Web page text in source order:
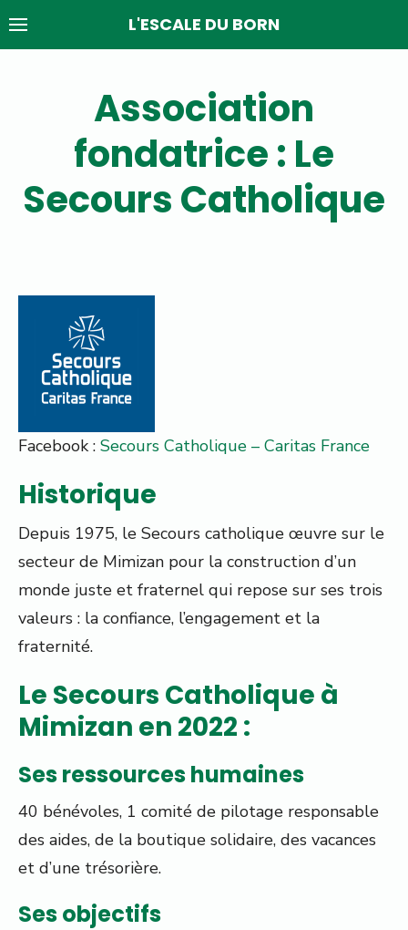
to
L'ESCALE DU BORN
Association
fondatrice : Le
Secours Catholique
Facebook : Secours Catholique – Caritas France
Historique
Depuis 1975, le Secours catholique œuvre sur le
secteur de Mimizan pour la construction d’un
monde juste et fraternel qui repose sur ses trois
valeurs : la confiance, l’engagement et la
fraternité.
Le Secours Catholique à
Mimizan en 2022 :
Ses ressources humaines
40 bénévoles, 1 comité de pilotage responsable
des aides, de la boutique solidaire, des vacances
et d’une trésorière.
Ses objectifs